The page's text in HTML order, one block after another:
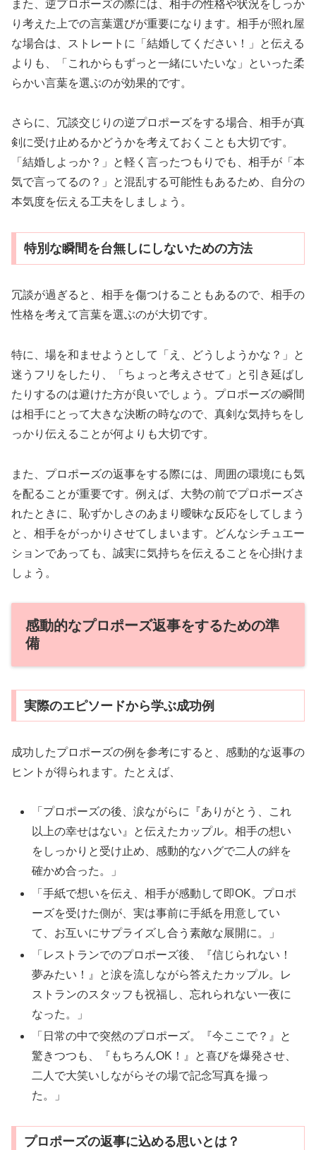
また、逆プロポーズの際には、相手の性格や状況をしっか
り考えた上での言葉選びが重要になります。相手が照れ屋
な場合は、ストレートに「結婚してください！」と伝える
よりも、「これからもずっと一緒にいたいな」といった柔
らかい言葉を選ぶのが効果的です。
さらに、冗談交じりの逆プロポーズをする場合、相手が真
剣に受け止めるかどうかを考えておくことも大切です。
「結婚しよっか？」と軽く言ったつもりでも、相手が「本
気で言ってるの？」と混乱する可能性もあるため、自分の
本気度を伝える工夫をしましょう。
特別な瞬間を台無しにしないための方法
冗談が過ぎると、相手を傷つけることもあるので、相手の
性格を考えて言葉を選ぶのが大切です。
特に、場を和ませようとして「え、どうしようかな？」と
迷うフリをしたり、「ちょっと考えさせて」と引き延ばし
たりするのは避けた方が良いでしょう。プロポーズの瞬間
は相手にとって大きな決断の時なので、真剣な気持ちをし
っかり伝えることが何よりも大切です。
また、プロポーズの返事をする際には、周囲の環境にも気
を配ることが重要です。例えば、大勢の前でプロポーズさ
れたときに、恥ずかしさのあまり曖昧な反応をしてしまう
と、相手をがっかりさせてしまいます。どんなシチュエー
ションであっても、誠実に気持ちを伝えることを心掛けま
しょう。
感動的なプロポーズ返事をするための準
備
実際のエピソードから学ぶ成功例
成功したプロポーズの例を参考にすると、感動的な返事の
ヒントが得られます。たとえば、
「プロポーズの後、涙ながらに『ありがとう、これ
以上の幸せはない』と伝えたカップル。相手の想い
をしっかりと受け止め、感動的なハグで二人の絆を
確かめ合った。」
「手紙で想いを伝え、相手が感動して即OK。プロポ
ーズを受けた側が、実は事前に手紙を用意してい
て、お互いにサプライズし合う素敵な展開に。」
「レストランでのプロポーズ後、『信じられない！
夢みたい！』と涙を流しながら答えたカップル。レ
ストランのスタッフも祝福し、忘れられない一夜に
なった。」
「日常の中で突然のプロポーズ。『今ここで？』と
驚きつつも、『もちろんOK！』と喜びを爆発させ、
二人で大笑いしながらその場で記念写真を撮っ
た。」
プロポーズの返事に込める思いとは？